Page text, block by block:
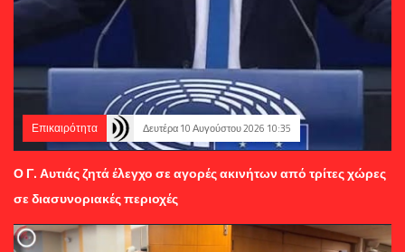
Επικαιρότητα Δευτέρα 10 Αυγούστου 2026 10:35
Ο Γ. Αυτιάς ζητά έλεγχο σε αγορές ακινήτων από τρίτες χώρες
σε διασυνοριακές περιοχές